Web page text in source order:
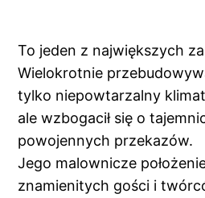
To jeden z największych
Wielokrotnie
tylko niepowtarzalny
ale wzbogacił się o
powojennych przekazów.
Jego malownicze
znamienitych gości i